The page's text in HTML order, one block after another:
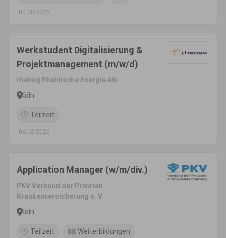
04.08.2026
Werkstudent Digitalisierung &
Projektmanagement (m/w/d)
rhenag Rheinische Energie AG
Köln
Teilzeit
04.08.2026
Application Manager (w/m/div.)
PKV Verband der Privaten
Krankenversicherung e. V.
Köln
Teilzeit Weiterbildungen